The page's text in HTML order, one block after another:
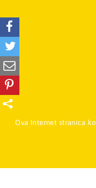
Ova Internet stranica